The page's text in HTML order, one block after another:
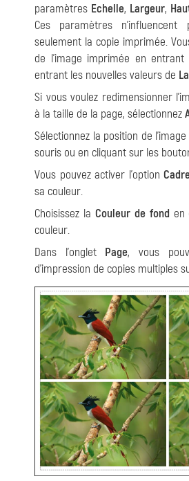
paramètres Echelle, Largeur,
Ces paramètres n'influencent
seulement la copie imprimée.
de l'image imprimée en
entrant les nouvelles valeurs de
Si vous voulez redimensionner
à la taille de la page, sélectionnez
Sélectionnez la position de
souris ou en cliquant sur les
Vous pouvez activer l'option
sa couleur.
Choisissez la Couleur de fond en
couleur.
Dans l'onglet Page, vous
d'impression de copies multiples